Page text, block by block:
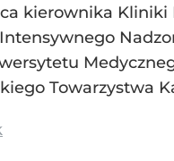
kierownika
Towarzystwa